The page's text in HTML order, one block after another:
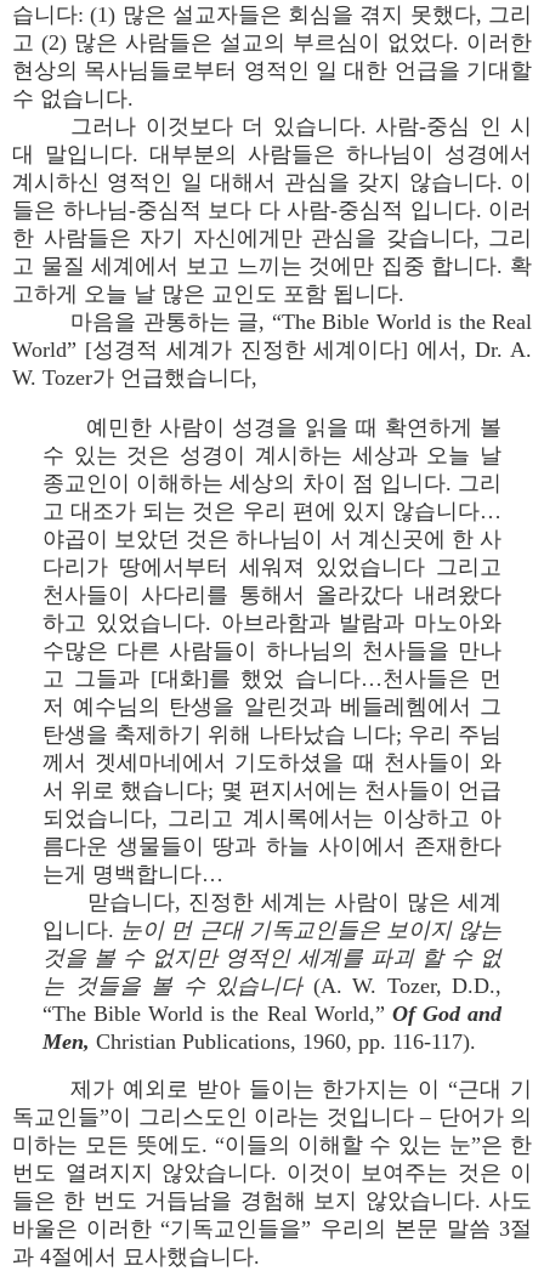
습니다: (1) 많은 설교자들은 회심을 겪지 못했다, 그리
고 (2) 많은 사람들은 설교의 부르심이 없었다. 이러한
현상의 목사님들로부터 영적인 일 대한 언급을 기대할
수 없습니다.
그러나 이것보다 더 있습니다. 사람-중심 인 시
대 말입니다. 대부분의 사람들은 하나님이 성경에서
계시하신 영적인 일 대해서 관심을 갖지 않습니다. 이
들은 하나님-중심적 보다 다 사람-중심적 입니다. 이러
한 사람들은 자기 자신에게만 관심을 갖습니다, 그리
고 물질 세계에서 보고 느끼는 것에만 집중 합니다. 확
고하게 오늘 날 많은 교인도 포함 됩니다.
마음을 관통하는 글, “The Bible World is the Real
World” [성경적 세계가 진정한 세계이다] 에서, Dr. A.
W. Tozer가 언급했습니다,
예민한 사람이 성경을 읽을 때 확연하게 볼
수 있는 것은 성경이 계시하는 세상과 오늘 날
종교인이 이해하는 세상의 차이 점 입니다. 그리
고 대조가 되는 것은 우리 편에 있지 않습니다…
야곱이 보았던 것은 하나님이 서 계신곳에 한 사
다리가 땅에서부터 세워져 있었습니다 그리고
천사들이 사다리를 통해서 올라갔다 내려왔다
하고 있었습니다. 아브라함과 발람과 마노아와
수많은 다른 사람들이 하나님의 천사들을 만나
고 그들과 [대화]를 했었 습니다…천사들은 먼
저 예수님의 탄생을 알린것과 베들레헴에서 그
탄생을 축제하기 위해 나타났습 니다; 우리 주님
께서 겟세마네에서 기도하셨을 때 천사들이 와
서 위로 했습니다; 몇 편지서에는 천사들이 언급
되었습니다, 그리고 계시록에서는 이상하고 아
름다운 생물들이 땅과 하늘 사이에서 존재한다
는게 명백합니다…
맏습니다, 진정한 세계는 사람이 많은 세계
입니다. 눈이 먼 근대 기독교인들은 보이지 않는
것을 볼 수 없지만 영적인 세계를 파괴 할 수 없
는 것들을 볼 수 있습니다(A. W. Tozer, D.D.,
“The Bible World is the Real World,” Of God and
Men, Christian Publications, 1960, pp. 116-117).
제가 예외로 받아 들이는 한가지는 이 “근대 기
독교인들”이 그리스도인 이라는 것입니다 – 단어가 의
미하는 모든 뜻에도. “이들의 이해할 수 있는 눈”은 한
번도 열려지지 않았습니다. 이것이 보여주는 것은 이
들은 한 번도 거듭남을 경험해 보지 않았습니다. 사도
바울은 이러한 “기독교인들을” 우리의 본문 말씀 3절
과 4절에서 묘사했습니다.